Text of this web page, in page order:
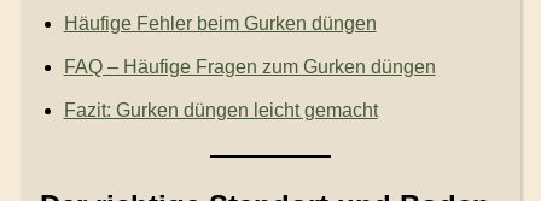
Häufige Fehler beim Gurken düngen
FAQ – Häufige Fragen zum Gurken düngen
Fazit: Gurken düngen leicht gemacht